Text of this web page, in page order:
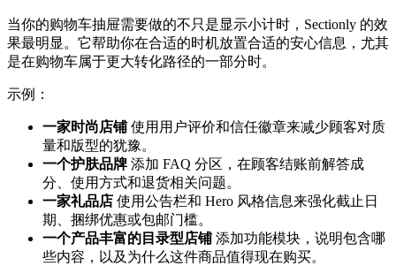
当你的购物车抽屉需要做的不只是显示小计时，Sectionly 的效
果最明显。它帮助你在合适的时机放置合适的安心信息，尤其
是在购物车属于更大转化路径的一部分时。
示例：
一家时尚店铺使用用户评价和信任徽章来减少顾客对质
量和版型的犹豫。
一个护肤品牌 添加 FAQ 分区，在顾客结账前解答成
分、使用方式和退货相关问题。
一家礼品店 使用公告栏和 Hero 风格信息来强化截止日
期、捆绑优惠或包邮门槛。
一个产品丰富的目录型店铺添加功能模块，说明包含哪
些内容，以及为什么这件商品值得现在购买。